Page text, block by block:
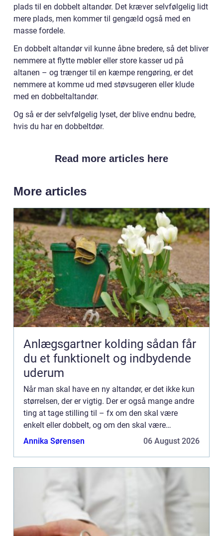
plads til en dobbelt altandør. Det kræver selvfølgelig lidt
mere plads, men kommer til gengæld også med en
masse fordele.
En dobbelt altandør vil kunne åbne bredere, så det bliver
nemmere at flytte møbler eller store kasser ud på
altanen – og trænger til en kæmpe rengøring, er det
nemmere at komme ud med støvsugeren eller klude
med en dobbeltaltandør.
Og så er der selvfølgelig lyset, der blive endnu bedre,
hvis du har en dobbeltdør.
Read more articles here
More articles
Anlægsgartner kolding sådan får
du et funktionelt og indbydende
uderum
Når man skal have en ny altandør, er det ikke kun
størrelsen, der er vigtig. Der er også mange andre
ting at tage stilling til – fx om den skal være
enkelt eller dobbelt, og om den skal være
produceret i træ eller metal. I denne artikel kigger
Annika Sørensen 06 August 2026